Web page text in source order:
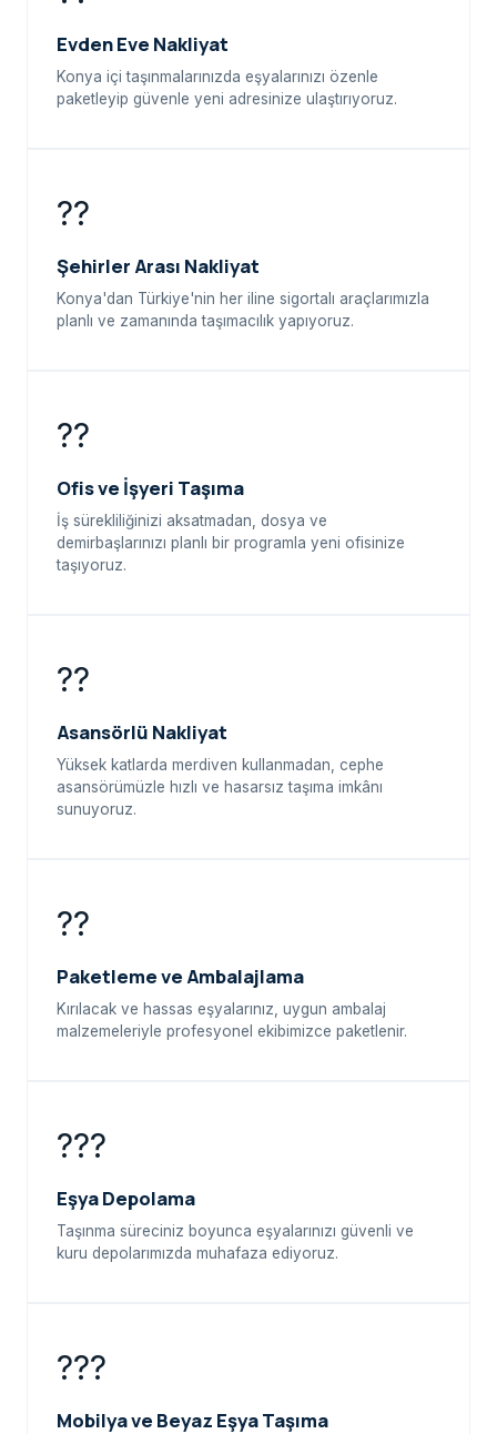
Evden Eve Nakliyat
Konya içi taşınmalarınızda eşyalarınızı özenle
paketleyip güvenle yeni adresinize ulaştırıyoruz.
??
Şehirler Arası Nakliyat
Konya'dan Türkiye'nin her iline sigortalı araçlarımızla
planlı ve zamanında taşımacılık yapıyoruz.
??
Ofis ve İşyeri Taşıma
İş sürekliliğinizi aksatmadan, dosya ve
demirbaşlarınızı planlı bir programla yeni ofisinize
taşıyoruz.
??
Asansörlü Nakliyat
Yüksek katlarda merdiven kullanmadan, cephe
asansörümüzle hızlı ve hasarsız taşıma imkânı
sunuyoruz.
??
Paketleme ve Ambalajlama
Kırılacak ve hassas eşyalarınız, uygun ambalaj
malzemeleriyle profesyonel ekibimizce paketlenir.
???
Eşya Depolama
Taşınma süreciniz boyunca eşyalarınızı güvenli ve
kuru depolarımızda muhafaza ediyoruz.
???
Mobilya ve Beyaz Eşya Taşıma